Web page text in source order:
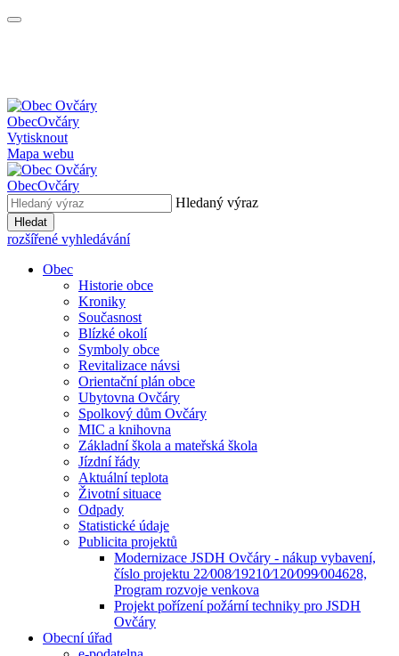
ObecOvčáry
Vytisknout
Mapa webu
ObecOvčáry
Hledaný výraz
Hledat
rozšířené vyhledávání
Obec
Historie obce
Kroniky
Současnost
Blízké okolí
Symboly obce
Revitalizace návsi
Orientační plán obce
Ubytovna Ovčáry
Spolkový dům Ovčáry
MIC a knihovna
Základní škola a mateřská škola
Jízdní řády
Aktuální teplota
Životní situace
Odpady
Statistické údaje
Publicita projektů
Modernizace JSDH Ovčáry - nákup vybavení,
číslo projektu 22⁄008⁄19210⁄120⁄099⁄004628,
Program rozvoje venkova
Projekt pořízení požární techniky pro JSDH
Ovčáry
Obecní úřad